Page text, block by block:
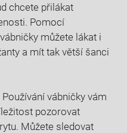
chcete​ přilákat
Pomocí
můžete‌ lákat i
a mít‌ tak⁤ větší šanci‍
vábničky vám
pozorovat
Můžete ‌sledovat